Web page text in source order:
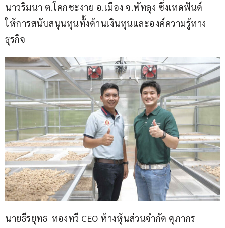
นาวริมนา ต.โคกชะงาย อ.เมือง จ.พัทลุง ซึ่งเทดฟันด์
ให้การสนับสนุนทุนทั้งด้านเงินทุนและองค์ความรู้ทาง
ธุรกิจ
นายธีรยุทธ  ทองทวี CEO ห้างหุ้นส่วนจำกัด ศุภากร